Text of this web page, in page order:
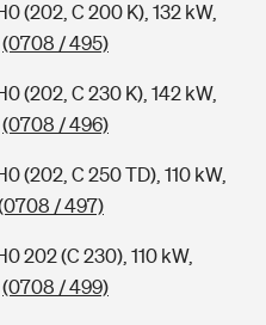
(202, C 200 K), 132 kW,
(0708 / 495)
(202, C 230 K), 142 kW,
(0708 / 496)
(202, C 250 TD), 110 kW,
/ 497)
202 (C 230), 110 kW,
(0708 / 499)